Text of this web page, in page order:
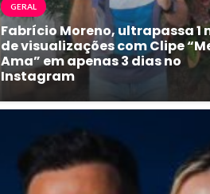
GERAL
Fabrício Moreno, ultrapassa 1
de visualizações com Clipe
Ama” em apenas 3 dias no
Instagram